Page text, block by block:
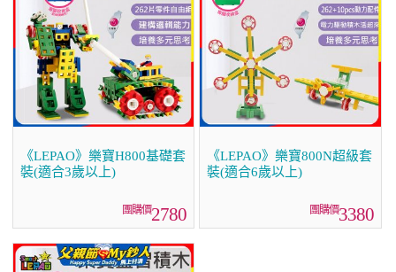
《LEPAO》樂寶H800基礎套
裝(適合3歲以上)
2780
《LEPAO》樂寶800N超級套
裝(適合6歲以上)
3380